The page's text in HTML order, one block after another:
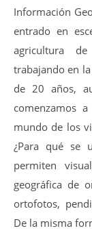
Información
entrado en
agricultura
trabajando en
de 20 años,
comenzamos
mundo de los
¿Para qué se
permiten
geográfica de
ortofotos,
De la misma